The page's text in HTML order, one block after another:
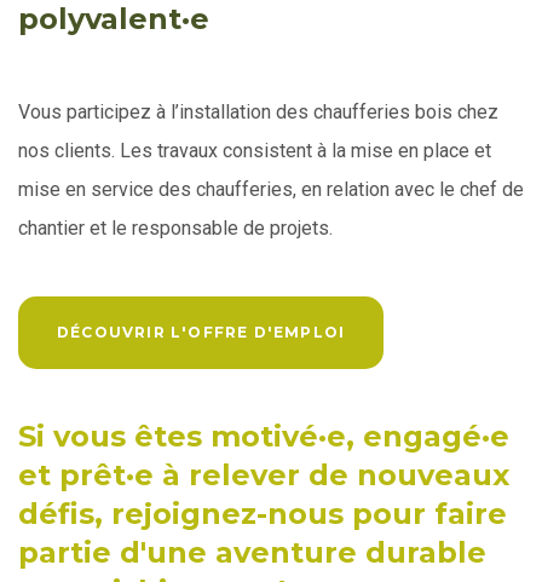
polyvalent·e
Vous participez à l’installation des chaufferies bois chez
nos clients. Les travaux consistent à la mise en place et
mise en service des chaufferies, en relation avec le chef de
chantier et le responsable de projets.
DÉCOUVRIR L'OFFRE D'EMPLOI
Si vous êtes motivé·e, engagé·e
et prêt·e à relever de nouveaux
défis, rejoignez-nous pour faire
partie d'une aventure durable